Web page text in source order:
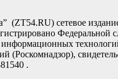
(ZT54.RU) сетевое
Федеральной
информационных
(Роскомнадзор),
.